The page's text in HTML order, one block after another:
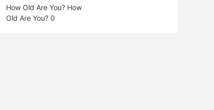
How Old Are You? How
Old Are You? 0